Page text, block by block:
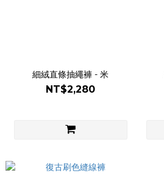
細絨直條抽繩褲 - 米
NT$2,280